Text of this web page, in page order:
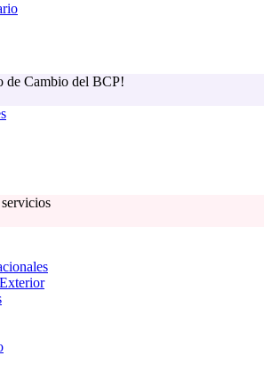
de Cambio del BCP!